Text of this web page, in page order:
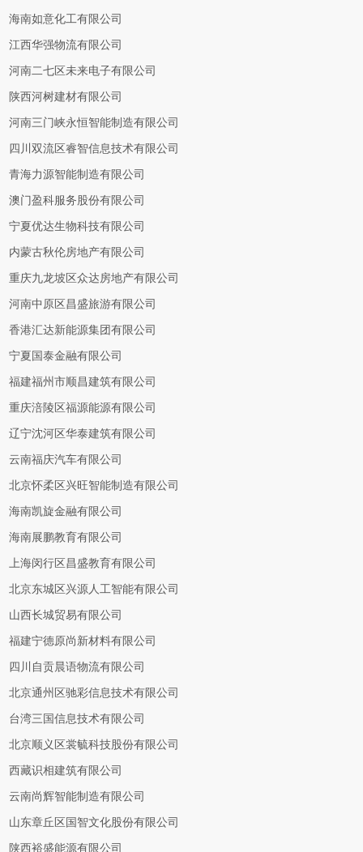
海南如意化工有限公司
江西华强物流有限公司
河南二七区未来电子有限公司
陕西河树建材有限公司
河南三门峡永恒智能制造有限公司
四川双流区睿智信息技术有限公司
青海力源智能制造有限公司
澳门盈科服务股份有限公司
宁夏优达生物科技有限公司
内蒙古秋伦房地产有限公司
重庆九龙坡区众达房地产有限公司
河南中原区昌盛旅游有限公司
香港汇达新能源集团有限公司
宁夏国泰金融有限公司
福建福州市顺昌建筑有限公司
重庆涪陵区福源能源有限公司
辽宁沈河区华泰建筑有限公司
云南福庆汽车有限公司
北京怀柔区兴旺智能制造有限公司
海南凯旋金融有限公司
海南展鹏教育有限公司
上海闵行区昌盛教育有限公司
北京东城区兴源人工智能有限公司
山西长城贸易有限公司
福建宁德原尚新材料有限公司
四川自贡晨语物流有限公司
北京通州区驰彩信息技术有限公司
台湾三国信息技术有限公司
北京顺义区裳毓科技股份有限公司
西藏识相建筑有限公司
云南尚辉智能制造有限公司
山东章丘区国智文化股份有限公司
陕西裕盛能源有限公司